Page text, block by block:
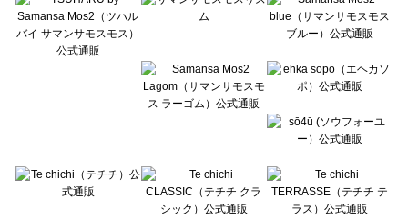
Lugnoncure（ルノンキュール）の一覧
BETTY'S BLUE（べティーズブルー）の一覧
Wpc.（ワールドパーティー）の一覧